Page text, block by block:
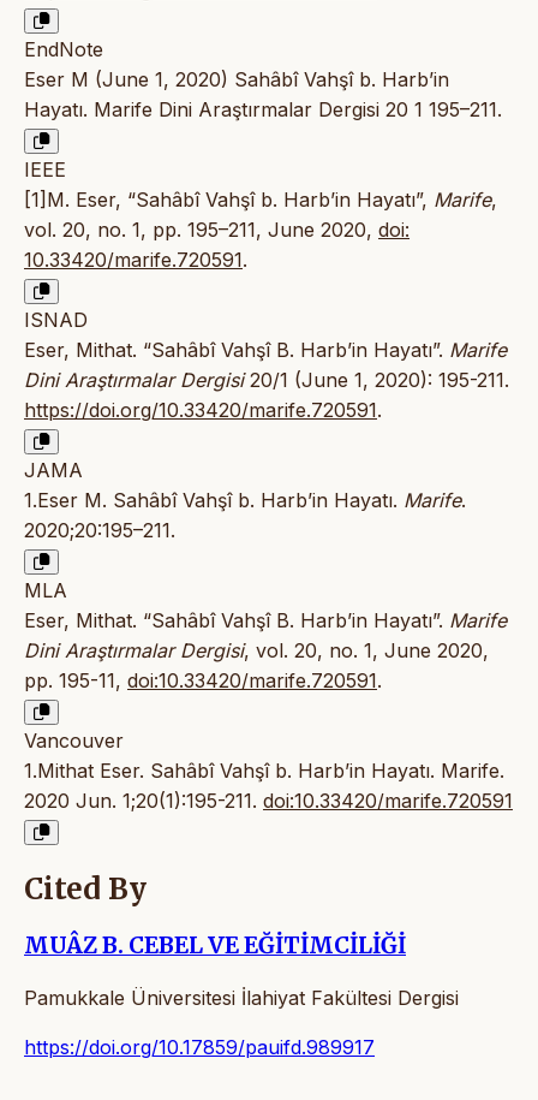
EndNote
Eser M (June 1, 2020) Sahâbî Vahşî b. Harb’in
Hayatı. Marife Dini Araştırmalar Dergisi 20 1 195–211.
IEEE
[1]M. Eser, “Sahâbî Vahşî b. Harb’in Hayatı”, Marife,
vol. 20, no. 1, pp. 195–211, June 2020, doi:
10.33420/marife.720591.
ISNAD
Eser, Mithat. “Sahâbî Vahşî B. Harb’in Hayatı”. Marife
Dini Araştırmalar Dergisi20/1 (June 1, 2020): 195-211.
https://doi.org/10.33420/marife.720591.
JAMA
1.Eser M. Sahâbî Vahşî b. Harb’in Hayatı. Marife.
2020;20:195–211.
MLA
Eser, Mithat. “Sahâbî Vahşî B. Harb’in Hayatı”. Marife
Dini Araştırmalar Dergisi, vol. 20, no. 1, June 2020,
pp. 195-11, doi:10.33420/marife.720591.
Vancouver
1.Mithat Eser. Sahâbî Vahşî b. Harb’in Hayatı. Marife.
2020 Jun. 1;20(1):195-211. doi:10.33420/marife.720591
Cited By
MUÂZ B. CEBEL VE EĞİTİMCİLİĞİ
Pamukkale Üniversitesi İlahiyat Fakültesi Dergisi
https://doi.org/10.17859/pauifd.989917